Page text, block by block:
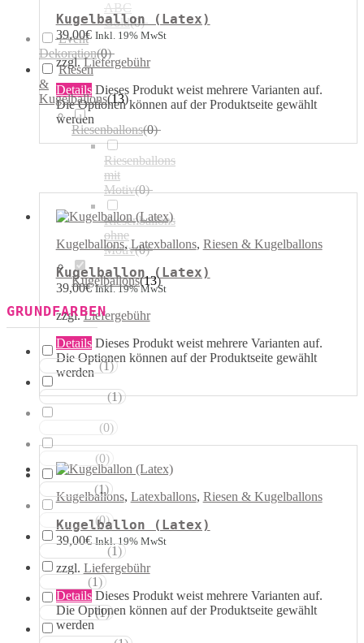
Kugelballon (Latex)
39,00€ Inkl. 19% MwSt
zzgl.Liefergebühr
Details Dieses Produkt weist mehrere Varianten auf.
Die Optionen können auf der Produktseite gewählt
werden
Kugelballons,Latexballons, Riesen & Kugelballons
Kugelballon (Latex)
39,00€ Inkl. 19% MwSt
zzgl.Liefergebühr
Details Dieses Produkt weist mehrere Varianten auf.
Die Optionen können auf der Produktseite gewählt
werden
Kugelballons, Latexballons, Riesen & Kugelballons
Kugelballon (Latex)
39,00€ Inkl. 19% MwSt
zzgl. Liefergebühr
Details Dieses Produkt weist mehrere Varianten auf.
Die Optionen können auf der Produktseite gewählt
werden
ABC
Gold(0)
Event
Dekoration(0)
Riesen
&
Kugelballons(13)
Riesenballons(0)
Riesenballons
mit
Motiv(0)
Riesenballons
ohne
Motiv(0)
Kugelballons(13)
GRUNDFARBEN
Weisstöne (1)
Transparent (1)
(0)
(0)
Gelbtöne (1)
Goldtöne (0)
(1)
(1)
Rosatöne (1)